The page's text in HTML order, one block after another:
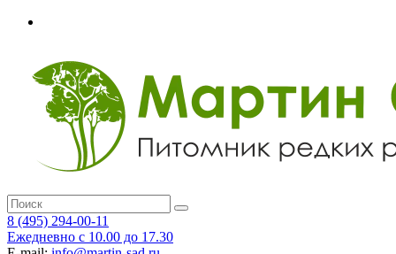
8 (495) 294-00-11
Ежедневно с 10.00 до 17.30